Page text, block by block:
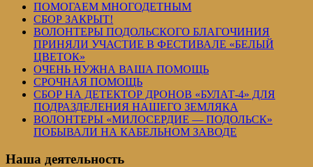
ПОМОГАЕМ МНОГОДЕТНЫМ
СБОР ЗАКРЫТ!
ВОЛОНТЕРЫ ПОДОЛЬСКОГО БЛАГОЧИНИЯ
ПРИНЯЛИ УЧАСТИЕ В ФЕСТИВАЛЕ «БЕЛЫЙ
ЦВЕТОК»
ОЧЕНЬ НУЖНА ВАША ПОМОЩЬ
СРОЧНАЯ ПОМОЩЬ
СБОР НА ДЕТЕКТОР ДРОНОВ «БУЛАТ-4» ДЛЯ
ПОДРАЗДЕЛЕНИЯ НАШЕГО ЗЕМЛЯКА
ВОЛОНТЕРЫ «МИЛОСЕРДИЕ — ПОДОЛЬСК»
ПОБЫВАЛИ НА КАБЕЛЬНОМ ЗАВОДЕ
Наша деятельность